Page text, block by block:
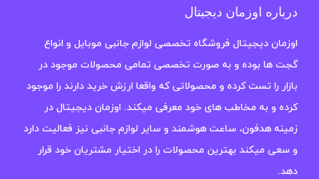
درباره اوزمان دیجیتال
اوزمان دیجیتال فروشگاه تخصصی لوازم جانبی موبایل و انواع
گجت ها بوده و به صورت تخصصی تمامی محصولات موجود در
بازار را تست کرده و محصولاتی که واقعا ارزش خرید دارند را موجود
کرده و به مخاطب های خود معرفی میکند. اوزمان دیجیتال در
زمینه هدفون، ساعت هوشمند و سایر لوازم جانبی نیز فعالیت دارد
و سعی میکند بهترین محصولات را در اختیار مشتریان خود قرار
دهد.